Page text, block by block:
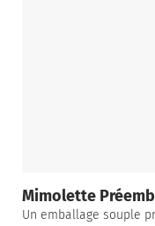
Mimolette
Un emballage souple